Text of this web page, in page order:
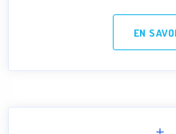
EN